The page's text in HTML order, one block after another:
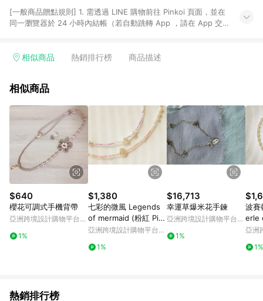
[一般商品贈點規則] 1. 需透過 LINE 購物前往 Pinkoi 頁面，並在
同一瀏覽器於 24 小時內結帳（若自動跳轉 App ，請在 App 交
回饋訂單不得享有 Pinkoi 站方優惠，例如首購優惠，P coins，
行為，不具贈點資格，部分退款不在此限。 6. APP 請更新至
貨後 45 天後發送。 8. 群眾募資商品，禮物卡，開館保證金，補
運費，攤位費等不具贈點資格。 9. LINE 購物站上之商品規格、
顏色、價位、贈品如與 Pinkoi 商品資訊頁及購物車不符，以
Pinkoi 購物商品資訊頁及購物車標示為準。 10. 點數紅包使用規
則請以點數紅包活動說明為準。 11. 若於 LINE 購物前往 Pinkoi
頁面後才首次下載 Pinkoi APP 並完成訂單，不符合導購資格；承
上，首次下載 Pinkoi APP 後，需透過 LINE 購物前往 Pinkoi 頁
面，方享導購資格。
相似商品 熱銷排行榜 商品描述
相似商品
$640
櫻花可調式手機背帶
亞洲跨境設計購物平台
1%
$1,380
七彩的微風 Legends
of mermaid (粉紅 Pin
k)
亞洲跨境設計購物平台
1%
$16,713
幸運草爆米花手鍊
亞洲跨境設計購物平台
1%
波賽
erle
亞洲
1%
熱銷排行榜